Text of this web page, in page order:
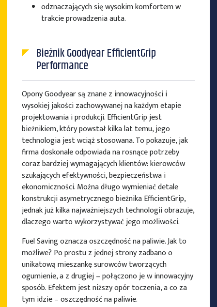
odznaczających się wysokim komfortem w
trakcie prowadzenia auta.
Bieżnik Goodyear EfficientGrip
Performance
Opony Goodyear są znane z innowacyjności i
wysokiej jakości zachowywanej na każdym etapie
projektowania i produkcji. EfficientGrip jest
bieżnikiem, który powstał kilka lat temu, jego
technologia jest wciąż stosowana. To pokazuje, jak
firma doskonale odpowiada na rosnące potrzeby
coraz bardziej wymagających klientów: kierowców
szukających efektywności, bezpieczeństwa i
ekonomiczności. Można długo wymieniać detale
konstrukcji asymetrycznego bieżnika EfficientGrip,
jednak już kilka najważniejszych technologii obrazuje,
dlaczego warto wykorzystywać jego możliwości.
Fuel Saving oznacza oszczędność na paliwie. Jak to
możliwe? Po prostu z jednej strony zadbano o
unikatową mieszankę surowców tworzących
ogumienie, a z drugiej – połączono je w innowacyjny
sposób. Efektem jest niższy opór toczenia, a co za
tym idzie – oszczędność na paliwie.